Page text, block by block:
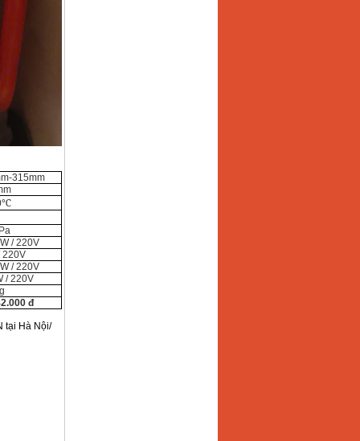
315mm
℃
/ 220V
220V
/ 220V
/ 220V
đ
tại Hà Nội/